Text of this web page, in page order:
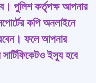
পুলিশ ক‍র্তৃপক্ষ আপনার
কপি অনলাইনে
ফলে আপনার
সা‍র্টিফিকেটও ইস্যু হবে